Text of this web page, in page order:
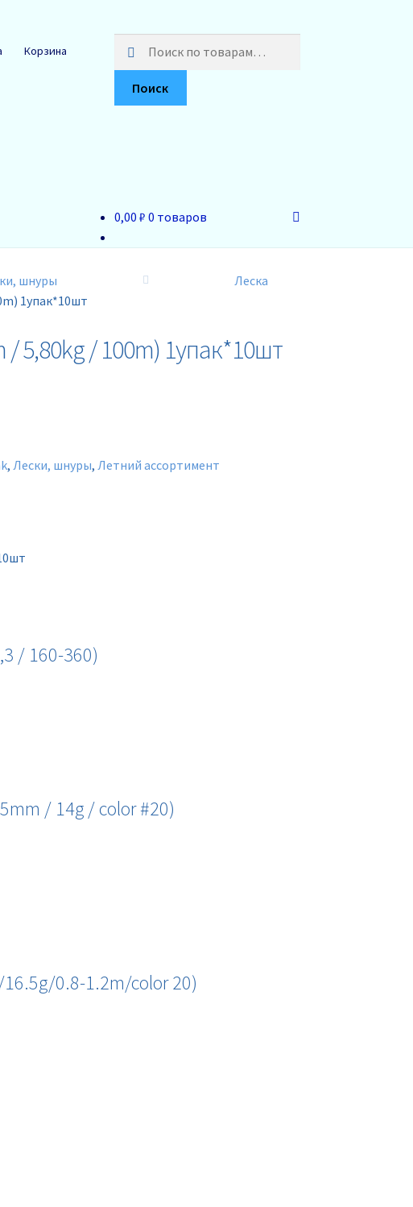
Корзина
Поиск
0,00 ₽ 0 товаров
шнуры
Леска
1упак*10шт
5,80kg / 100m) 1упак*10шт
, Лески, шнуры, Летний ассортимент
/ 160-360)
/ 14g / color #20)
0.8-1.2m/color 20)